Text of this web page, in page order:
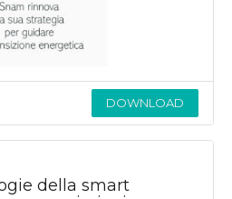
DOWNLOAD
della smart